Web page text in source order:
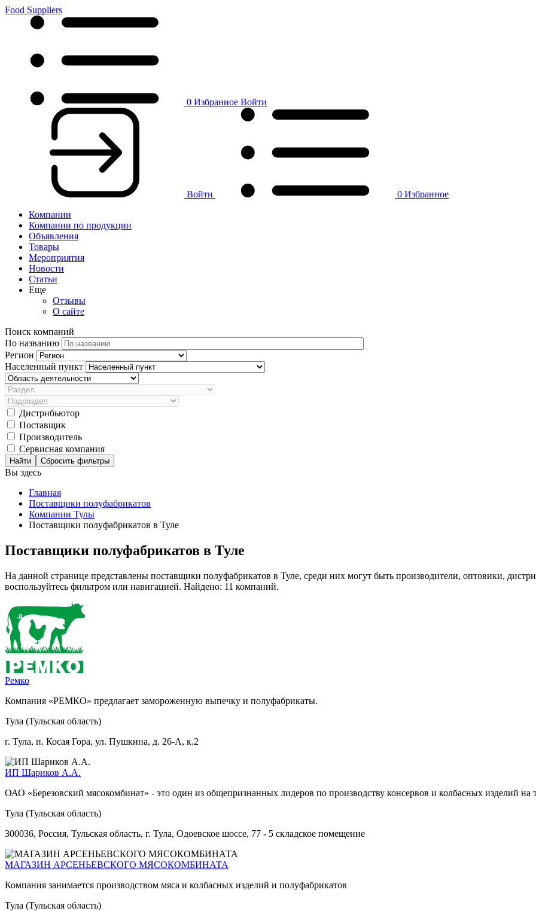
Food Suppliers
0 Избранное Войти
Войти 0 Избранное
Компании
Компании по продукции
Объявления
Товары
Мероприятия
Новости
Статьи
Еще
Отзывы
О сайте
Поиск компаний
По названию
Регион
Населенный пункт
Дистрибьютор
Поставщик
Производитель
Сервисная компания
Сбросить фильтры
Вы здесь
Главная
Поставщики полуфабрикатов
Компании Тулы
Поставщики полуфабрикатов в Туле
Поставщики полуфабрикатов в Туле
На данной странице представлены поставщики полуфабрикатов в Туле, среди них могут быть производители, оптовики,
воспользуйтесь фильтром или навигацией. Найдено: 11 компаний.
Ремко
Компания «РЕМКО» предлагает замороженную выпечку и полуфабрикаты.
Тула (Тульская область)
г. Тула, п. Косая Гора, ул. Пушкина, д. 26-А, к.2
ИП Шариков А.А.
ОАО «Березовский мясокомбинат» - это один из общепризнанных лидеров по производству консервов и колбасных изделий на
Тула (Тульская область)
300036, Россия, Тульская область, г. Тула, Одоевское шоссе, 77 - 5 складское помещение
МАГАЗИН АРСЕНЬЕВСКОГО МЯСОКОМБИНАТА
Компания занимается производством мяса и колбасных изделий и полуфабрикатов
Тула (Тульская область)